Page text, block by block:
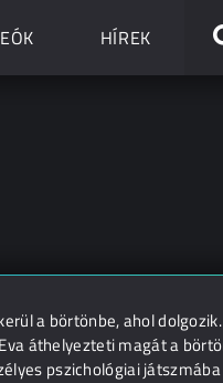
HÍREK
a börtönbe, ahol
áthelyezteti magát a
pszichológiai